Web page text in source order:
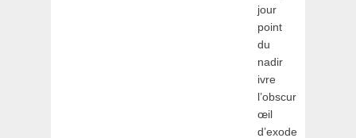
jour
point
du
nadir
ivre
l’obscur
œil
d’exode